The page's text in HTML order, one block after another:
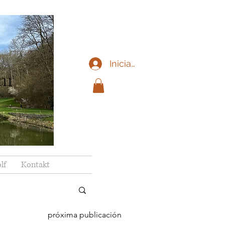
Iniciar sesión
Kontakt
próxima publicación